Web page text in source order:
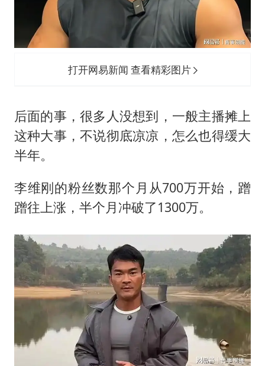
打开网易新闻 查看精彩图片
后面的事，很多人没想到，一般主播摊上
这种大事，不说彻底凉凉，怎么也得缓大
半年。
李维刚的粉丝数那个月从700万开始，蹭
蹭往上涨，半个月冲破了1300万。